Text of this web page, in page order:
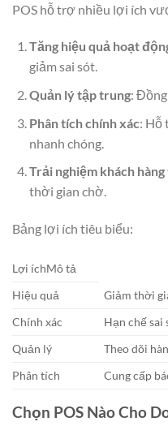
POS hỗ trợ nhiều lợi ích
Tăng hiệu quả hoạt
giảm sai sót.
Quản lý tập trung:
Phân tích chính xác: Hỗ
nhanh chóng.
Trải nghiệm khách
thời gian chờ.
Bảng lợi ích tiêu biểu:
Lợi íchMô tả
Hiệu quả
Giảm thời
Chính xác
Hạn chế sai
Quản lý
Theo dõi
Phân tích
Cung cấp
Chọn POS Nào Cho